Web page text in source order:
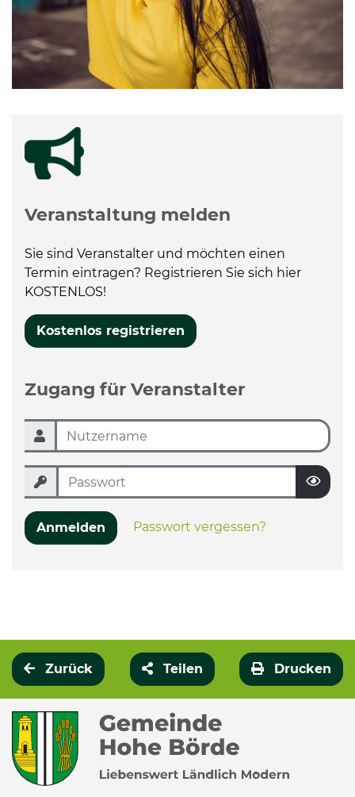
Veranstaltung melden
Sie sind Veranstalter und möchten einen
Termin eintragen? Registrieren Sie sich hier
KOSTENLOS!
Kostenlos registrieren
Zugang für Veranstalter
Anmelden Passwort vergessen?
Zurück Teilen Drucken